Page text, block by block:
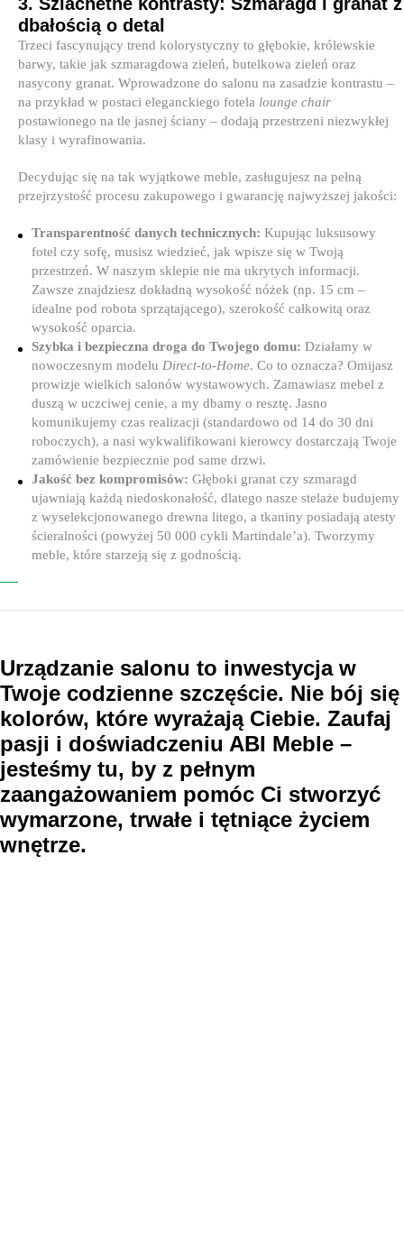
dbałością o detal
Trzeci fascynujący trend kolorystyczny to głębokie, królewskie
barwy, takie jak szmaragdowa zieleń, butelkowa zieleń oraz
nasycony granat. Wprowadzone do salonu na zasadzie kontrastu –
na przykład w postaci eleganckiego fotela lounge chair
postawionego na tle jasnej ściany – dodają przestrzeni niezwykłej
klasy i wyrafinowania.
Decydując się na tak wyjątkowe meble, zasługujesz na pełną
przejrzystość procesu zakupowego i gwarancję najwyższej jakości:
Transparentność danych technicznych: Kupując luksusowy
fotel czy sofę, musisz wiedzieć, jak wpisze się w Twoją
przestrzeń. W naszym sklepie nie ma ukrytych informacji.
Zawsze znajdziesz dokładną wysokość nóżek (np. 15 cm –
idealne pod robota sprzątającego), szerokość całkowitą oraz
wysokość oparcia.
Szybka i bezpieczna droga do Twojego domu: Działamy w
nowoczesnym modelu Direct-to-Home. Co to oznacza? Omijasz
prowizje wielkich salonów wystawowych. Zamawiasz mebel z
duszą w uczciwej cenie, a my dbamy o resztę. Jasno
komunikujemy czas realizacji (standardowo od 14 do 30 dni
roboczych), a nasi wykwalifikowani kierowcy dostarczają Twoje
zamówienie bezpiecznie pod same drzwi.
Jakość bez kompromisów: Głęboki granat czy szmaragd
ujawniają każdą niedoskonałość, dlatego nasze stelaże budujemy
z wyselekcjonowanego drewna litego, a tkaniny posiadają atesty
ścieralności (powyżej 50 000 cykli Martindale’a). Tworzymy
meble, które starzeją się z godnością.
Urządzanie salonu to inwestycja w
Twoje codzienne szczęście. Nie bój się
kolorów, które wyrażają Ciebie. Zaufaj
pasji i doświadczeniu ABI Meble –
jesteśmy tu, by z pełnym
zaangażowaniem pomóc Ci stworzyć
wymarzone, trwałe i tętniące życiem
wnętrze.